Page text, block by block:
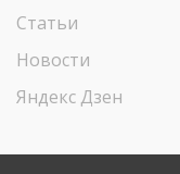
Статьи
Новости
Яндекс Дзен